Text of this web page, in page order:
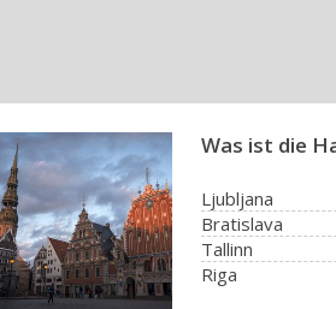
Was ist die
Ljubljana
Bratislava
Tallinn
Riga